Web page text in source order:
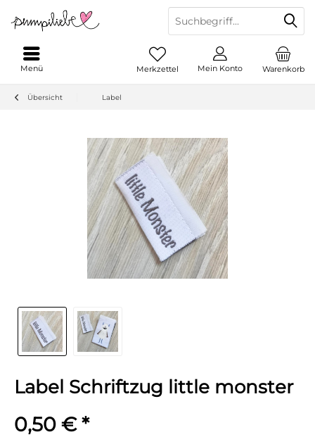
Warenkorb
Merkzettel Mein Konto
Menü
Übersicht Label
Label Schriftzug little monster
0,50 € *